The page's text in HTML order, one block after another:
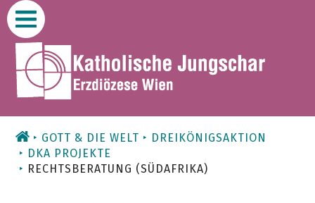
Zum
Inhalt
GOTT & DIE WELT
DREIKÖNIGSAKTION
DKA PROJEKTE
RECHTSBERATUNG (SÜDAFRIKA)